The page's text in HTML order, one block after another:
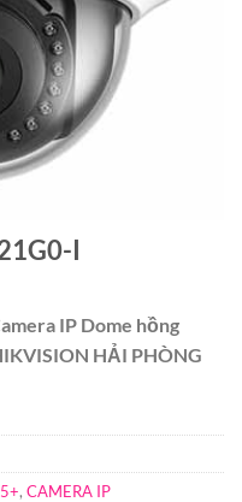
I
IP Dome hồng
HẢI PHÒNG
, CAMERA IP